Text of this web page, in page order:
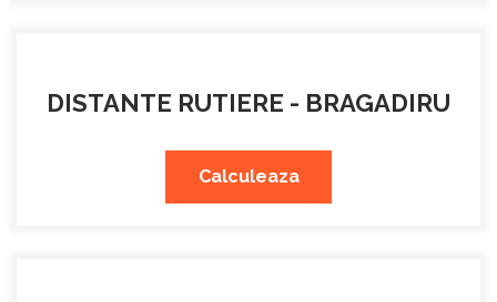
DISTANTE RUTIERE - BRAGADIRU
Calculeaza